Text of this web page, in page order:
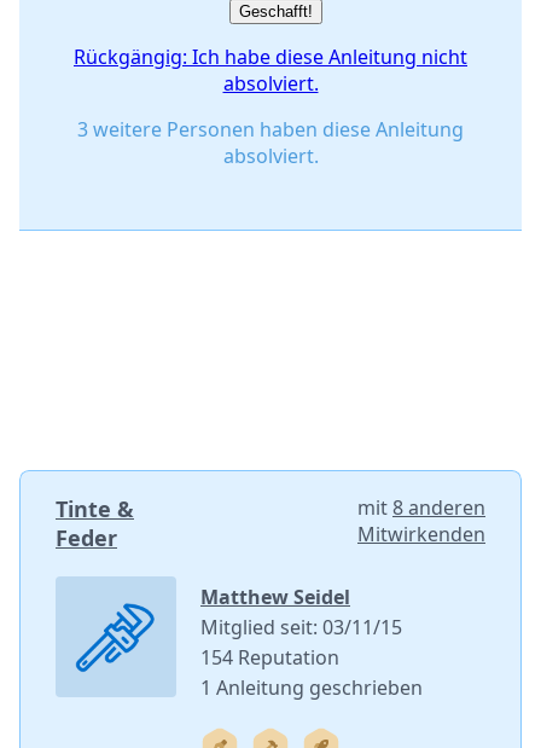
Geschafft!
Rückgängig: Ich habe diese Anleitung nicht
absolviert.
3 weitere Personen haben diese Anleitung
absolviert.
Tinte &
Feder
mit8 anderen
Mitwirkenden
Matthew Seidel
Mitglied seit: 03/11/15
154 Reputation
1 Anleitung geschrieben